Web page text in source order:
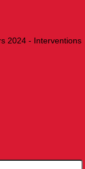
2024 - Interventions